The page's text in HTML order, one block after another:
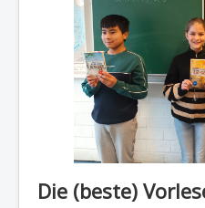
Die (beste)